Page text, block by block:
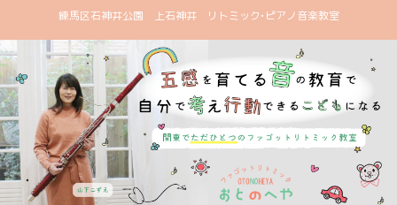
練馬区石神井公園 上石神井 リトミック•ピアノ音楽教室